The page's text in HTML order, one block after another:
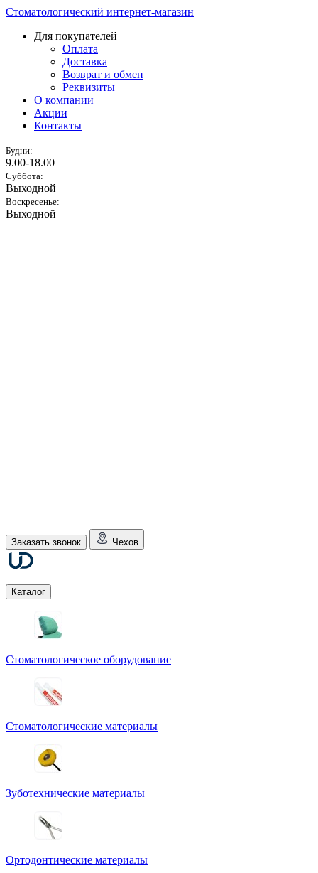
Стоматологический интернет-магазин
Для покупателей
Оплата
Доставка
Возврат и обмен
Реквизиты
О компании
Акции
Контакты
Будни:
9.00-18.00
Суббота:
Выходной
Воскресенье:
Выходной
Заказать звонок Чехов
Каталог
Стоматологическое оборудование
Стоматологические материалы
Зуботехнические материалы
Ортодонтические материалы